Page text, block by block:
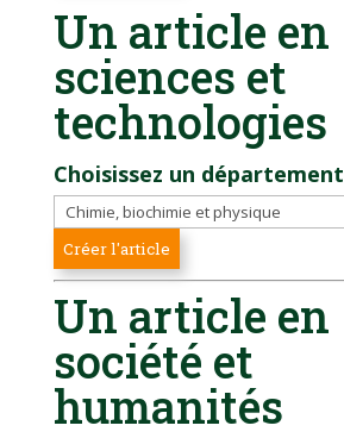
Un article en
sciences et
technologies
Choisissez un département
Un article en
société et
humanités